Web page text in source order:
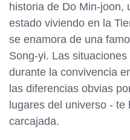
historia de Do Min-joon,
estado viviendo en la
se enamora de una
Song-yi. Las
durante la convivencia
las diferencias obvias
lugares del universo -
carcajada.